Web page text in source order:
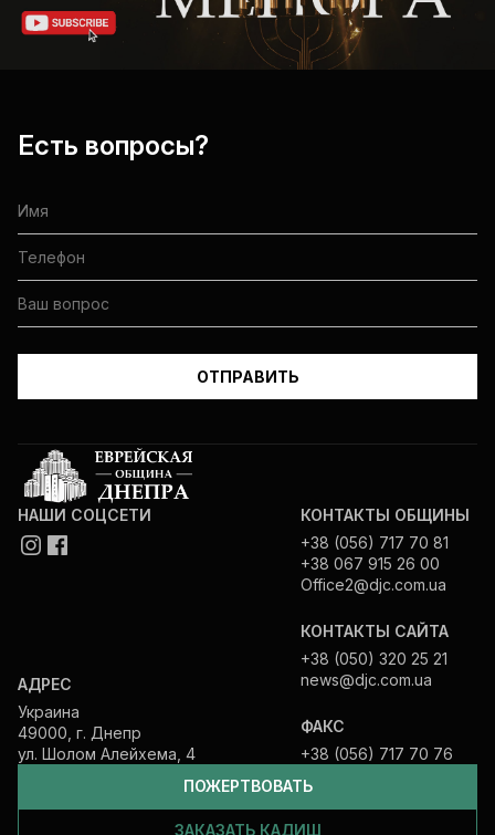
Есть вопросы?
ПОЖЕРТВОВАТЬ
ЗАКАЗАТЬ КАДИШ
НАШИ СОЦСЕТИ
АДРЕС
Украина
49000, г. Днепр
ул. Шолом Алейхема, 4
КОНТАКТЫ ОБЩИНЫ
+38 (056) 717 70 81
+38 067 915 26 00
Office2@djc.com.ua
КОНТАКТЫ САЙТА
+38 (050) 320 25 21
news@djc.com.ua
ФАКС
+38 (056) 717 70 76